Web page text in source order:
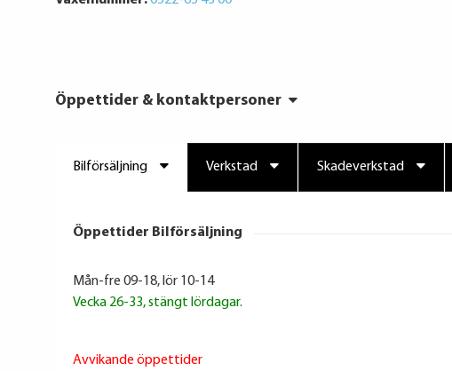
Öppettider & kontaktpersoner
Bilförsäljning Verkstad Skadeverkstad
Öppettider Bilförsäljning
Mån-fre 09-18, lör 10-14
Vecka 26-33, stängt lördagar.
Avvikande öppettider